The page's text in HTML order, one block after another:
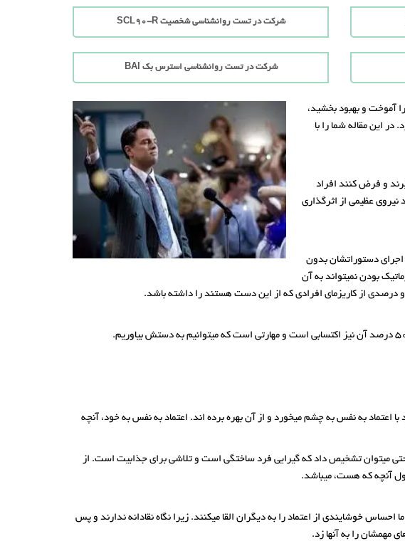
شرکت در تست روانشناسی شخصیت SCL90-R
شرکت در تست روانشناسی استرس بک BAI
آموخت و بهبود بخشید،
این مقاله شما را با
و فرض کنند افراد
نیروی عظیمی از اثرگذاری
اجرای دستوراتشان بدون
بودن نمیتواند به آن
درصدی از کاریزمای افرادی که از این دست هستند را داشته باشد.
اعتماد به نفس به چشم میخورد و از آن بهره برده اند. اعتماد به نفس به خود، آنچه
میتوان تشخیص داد که گیرایی فرد ساختگی است و تلاشی برای جذابیت است. از
آنچه که هست، میباشد.
خوشایندی از اعتماد را به دیگران القا میکنند. زیرا نگاه نقادانه ندارند و پس
مهمشان را به آنها زد.